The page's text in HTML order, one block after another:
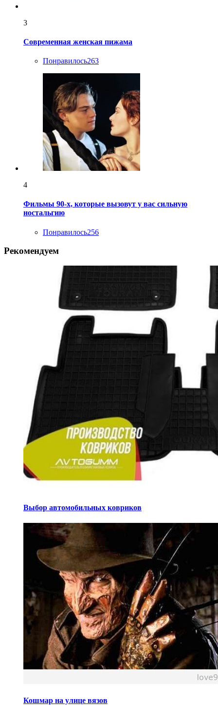
3
Современная женская пижама
Понравилось263
4
Фильмы 90-х, которые вызовут у вас сильную
ностальгию
Понравилось256
Рекомендуем
Выбор автомобильных ковриков
Кошмар на улице вязов